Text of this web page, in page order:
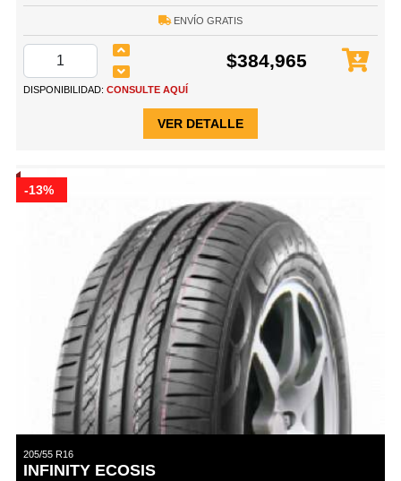
ENVÍO GRATIS
$384,965
DISPONIBILIDAD: CONSULTE AQUÍ
VER DETALLE
-13%
205/55 R16
INFINITY ECOSIS